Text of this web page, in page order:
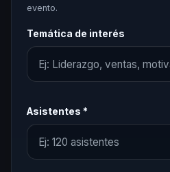
evento.
Temática de interés
Asistentes *